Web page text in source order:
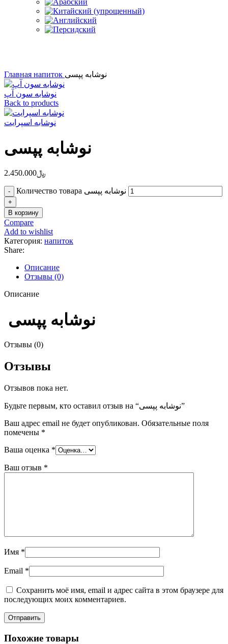
Главная напиток نوشابه پپسی
نوشابه سون آپ
Back to products
نوشابه اسپرایت
نوشابه پپسی
﷼2.450.000
Количество товара نوشابه پپسی
В корзину
Compare
Add to wishlist
Категория: напиток
Share:
Описание
Отзывы (0)
Описание
نوشابه پپسی
Отзывы (0)
Отзывы
Отзывов пока нет.
Будьте первым, кто оставил отзыв на “نوشابه پپسی”
Ваш адрес email не будет опубликован. Обязательные поля
помечены *
Ваша оценка *
Ваш отзыв *
Имя *
Email *
Сохранить моё имя, email и адрес сайта в этом браузере для
последующих моих комментариев.
Похожие товары